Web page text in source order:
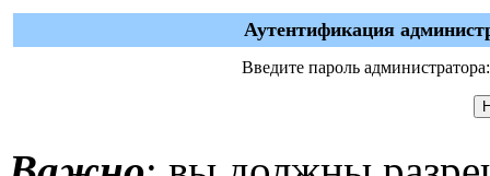
Аутентификация
Введите пароль администратора: